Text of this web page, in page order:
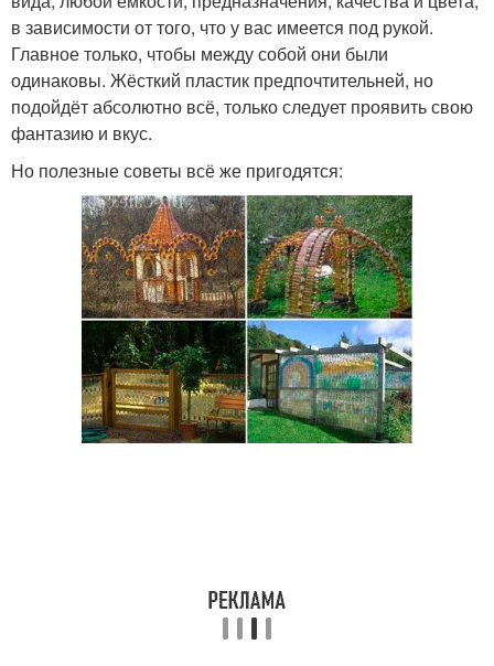
в зависимости от того, что у вас имеется под рукой.
Главное только, чтобы между собой они были
одинаковы. Жёсткий пластик предпочтительней, но
подойдёт абсолютно всё, только следует проявить свою
фантазию и вкус.
Но полезные советы всё же пригодятся: